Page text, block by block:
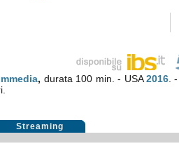
, durata 100 min. - USA2016.
Streaming